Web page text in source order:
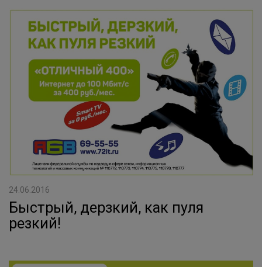
24.06.2016
Быстрый, дерзкий, как пуля
резкий!